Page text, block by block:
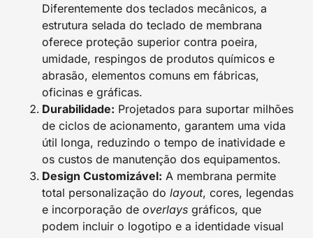
Diferentemente dos teclados mecânicos, a
estrutura selada do teclado de membrana
oferece proteção superior contra poeira,
umidade, respingos de produtos químicos e
abrasão, elementos comuns em fábricas,
oficinas e gráficas.
Durabilidade: Projetados para suportar milhões
de ciclos de acionamento, garantem uma vida
útil longa, reduzindo o tempo de inatividade e
os custos de manutenção dos equipamentos.
Design Customizável: A membrana permite
total personalização do layout, cores, legendas
e incorporação de overlays gráficos, que
podem incluir o logotipo e a identidade visual